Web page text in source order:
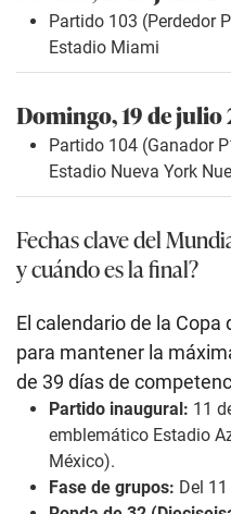
Partido 103 (Perdedor
Estadio Miami
Domingo, 19 de julio
Partido 104 (Ganador
Estadio Nueva York
Fechas clave del
y cuándo es la final?
El calendario de la
para mantener la
de 39 días de
Partido inaugural: 11
emblemático Estadio
México).
Fase de grupos: Del